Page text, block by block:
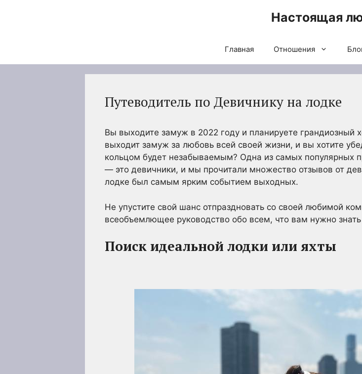
Настоящая
Главная Отношения
Путеводитель по Девичнику на лодке
Вы выходите замуж в 2022 году и планируете грандиозный
выходит замуж за любовь всей своей жизни, и вы хотите
кольцом будет незабываемым? Одна из самых популярных
— это девичники, и мы прочитали множество отзывов от
лодке был самым ярким событием выходных.
Не упустите свой шанс отпраздновать со своей любимой
всеобъемлющее руководство обо всем, что вам нужно
Поиск идеальной лодки или яхты